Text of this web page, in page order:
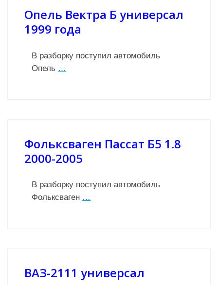
Опель Вектра Б универсал
1999 года
В разборку поступил автомобиль
Опель …
Фольксваген Пассат Б5 1.8
2000-2005
В разборку поступил автомобиль
Фольксваген …
ВАЗ-2111 универсал